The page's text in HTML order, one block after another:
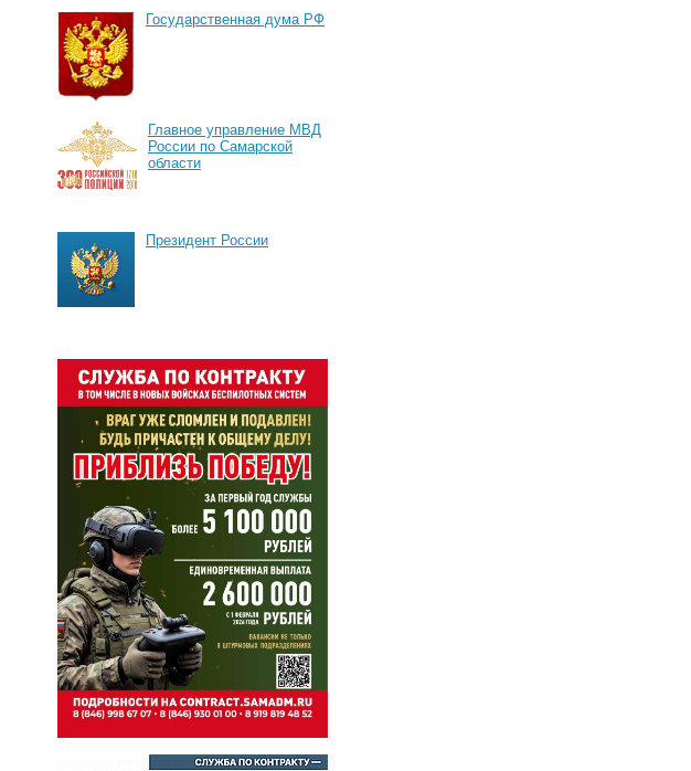
Государственная дума РФ
Главное управление МВД
России по Самарской
области
Президент России